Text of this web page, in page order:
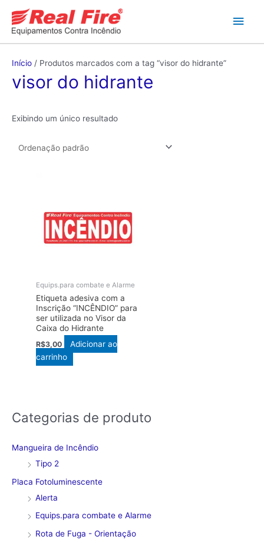
para
conteúdo
Início / Produtos marcados com a tag “visor do hidrante”
visor do hidrante
Exibindo um único resultado
Equips.para combate e Alarme
Etiqueta adesiva com a
Inscrição “INCÊNDIO” para
ser utilizada no Visor da
Caixa do Hidrante
R$3,00
Adicionar ao
carrinho
Categorias de produto
Mangueira de Incêndio
Tipo 2
Placa Fotoluminescente
Alerta
Equips.para combate e Alarme
Rota de Fuga - Orientação